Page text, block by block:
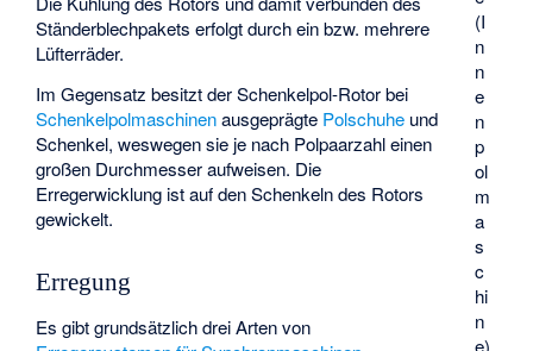
(I
n
n
e
n
p
ol
m
a
s
c
hi
n
Ständerblechpakets erfolgt durch ein bzw. mehrere
Lüfterräder.
Im Gegensatz besitzt der Schenkelpol-Rotor bei
Schenkelpolmaschinenausgeprägte Polschuhe und
Schenkel, weswegen sie je nach Polpaarzahl einen
großen Durchmesser aufweisen. Die
Erregerwicklung ist auf den Schenkeln des Rotors
gewickelt.
Erregung
Es gibt grundsätzlich drei Arten von